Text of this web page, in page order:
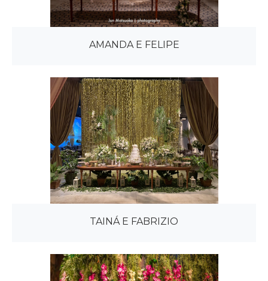
AMANDA E FELIPE
TAINÁ E FABRIZIO